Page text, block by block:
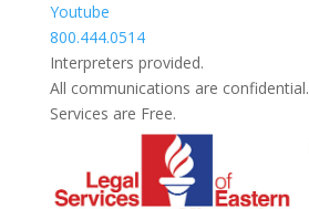
Youtube
800.444.0514
Interpreters provided.
All communications are confidential.
Services are Free.